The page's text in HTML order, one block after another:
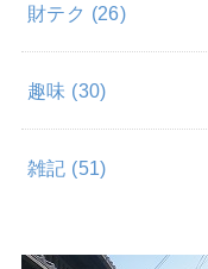
財テク (26)
趣味 (30)
雑記 (51)